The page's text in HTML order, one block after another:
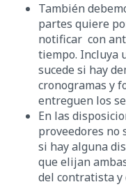
También
partes quiere
notificar con
tiempo. Incluya
sucede si hay
cronogramas y
entreguen los
En las
proveedores no
si hay alguna
que elijan
del contratista y